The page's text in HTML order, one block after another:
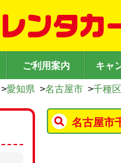
ご利用案内 キャ
>愛知県 >名古屋市 >千種区
名古屋市